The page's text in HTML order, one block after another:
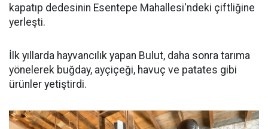
kapatıp dedesinin Esentepe Mahallesi'ndeki çiftliğine
yerleşti.
İlk yıllarda hayvancılık yapan Bulut, daha sonra tarıma
yönelerek buğday, ayçiçeği, havuç ve patates gibi
ürünler yetiştirdi.